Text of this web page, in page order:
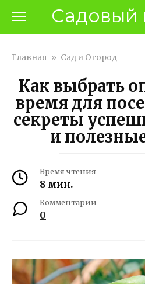
контенту
Садовый
Главная » Сад и Огород
Как выбрать
время для
секреты
и
Время чтения
8 мин.
Комментарии
0